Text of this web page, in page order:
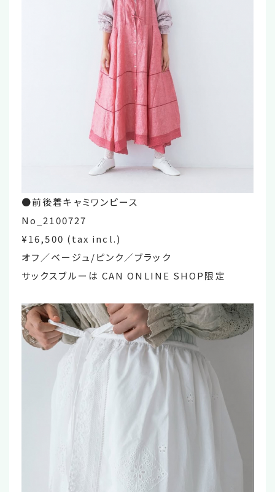
●前後着キャミワンピース
No_2100727
¥16,500 (tax incl.)
オフ／ベージュ/ピンク／ブラック
サックスブルーは CAN ONLINE SHOP限定